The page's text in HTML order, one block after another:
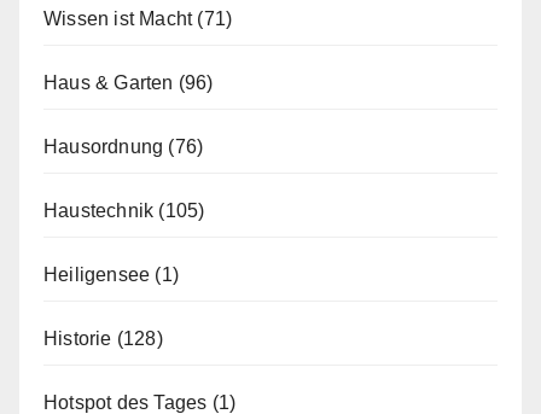
Wissen ist Macht(71)
Haus & Garten (96)
Hausordnung (76)
Haustechnik (105)
Heiligensee (1)
Historie (128)
Hotspot des Tages (1)